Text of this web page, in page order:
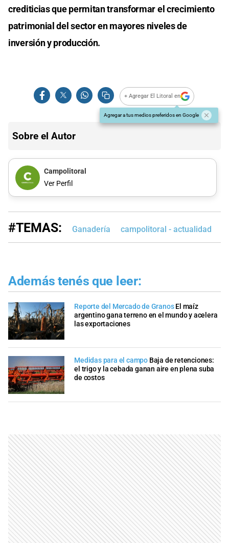
crediticias que permitan transformar el crecimiento
patrimonial del sector en mayores niveles de
inversión y producción.
+ Agregar El Litoral en
Agregar a tus medios preferidos en Google
Sobre el Autor
Campolitoral
Ver Perfil
#TEMAS: Ganadería campolitoral - actualidad
Además tenés que leer:
Reporte del Mercado de Granos El maíz
argentino gana terreno en el mundo y acelera
las exportaciones
Medidas para el campo Baja de retenciones:
el trigo y la cebada ganan aire en plena suba
de costos